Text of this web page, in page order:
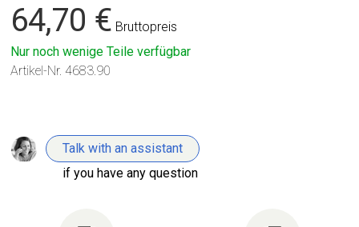
64,70 € Bruttopreis
Nur noch wenige Teile verfügbar
Artikel-Nr. 4683.90
Talk with an assistant
if you have any question